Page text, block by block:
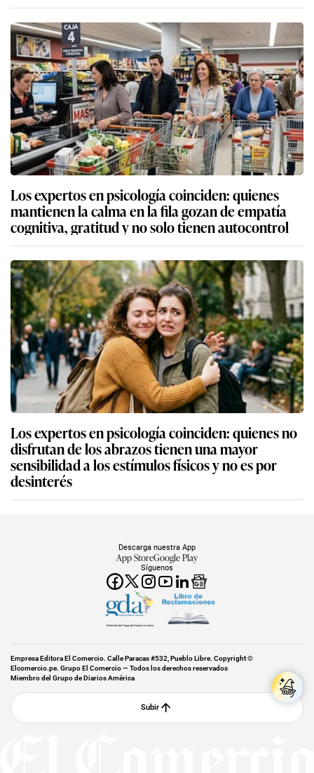
Los expertos en psicología coinciden: quienes
mantienen la calma en la fila gozan de empatía
cognitiva, gratitud y no solo tienen autocontrol
Los expertos en psicología coinciden: quienes no
disfrutan de los abrazos tienen una mayor
sensibilidad a los estímulos físicos y no es por
desinterés
Síguenos
Descarga nuestra App
App StoreGoogle Play
Miembro del Grupo de Diarios América
Empresa Editora El Comercio. Calle Paracas #532, Pueblo Libre. Copyright ©
Elcomercio.pe. Grupo El Comercio — Todos los derechos reservados
Miembro del Grupo de Diarios América
Subir